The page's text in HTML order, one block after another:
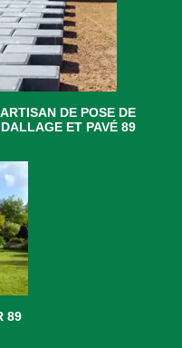
ARTISAN DE POSE DE
DALLAGE ET PAVÉ 89
89